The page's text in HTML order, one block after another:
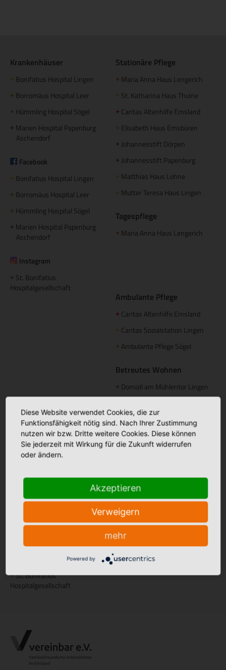
Krankenhäuser
+ Bonifatius Hospital Lingen
+ Borromäus Hospital Leer
+ Hümmling Hospital Sögel
+ Marien Hospital Papenburg
Aschendorf
Facebook
+ Bonifatius Hospital Lingen
+ Borromäus Hospital Leer
+ Hümmling Hospital Sögel
+ Marien Hospital Papenburg
Aschendorf
Instagram
St. Bonifatius
Hospitalgesellschaft
Stationäre Pflege
+ Maria Anna Haus Lengerich
+ St. Katharina Haus Thuine
+ Caritas Altenhilfe Emsland
Elisabeth Haus Emsbüren
+ Johannesstift Dörpen
+ Johannesstift Papenburg
+ Matthias Haus Lohne
+ Mutter Teresa Haus Lingen
Tagespflege
+ Maria Anna Haus Lengerich
Ambulante Pflege
+ Caritas Altenhilfe Emsland
+ Caritas Sozialstation Lingen
+ Ambulante Pflege Sögel
Betreutes Wohnen
Domizil am Mühlentor Lingen
Palliative Betreuung
+Palliativstützpunkt Nördliches
(SAPV)
Aus- und Weiterbildung
Akademie St. Franziskus
+St. Bonifatius
Hospitalgesellschaft
Diese Website verwendet Cookies, die zur
Funktionsfähigkeit nötig sind. Nach Ihrer Zustimmung
nutzen wir bzw. Dritte weitere Cookies. Diese können
Sie jederzeit mit Wirkung für die Zukunft widerrufen
oder ändern.
Akzeptieren
Verweigern
mehr
Powered by